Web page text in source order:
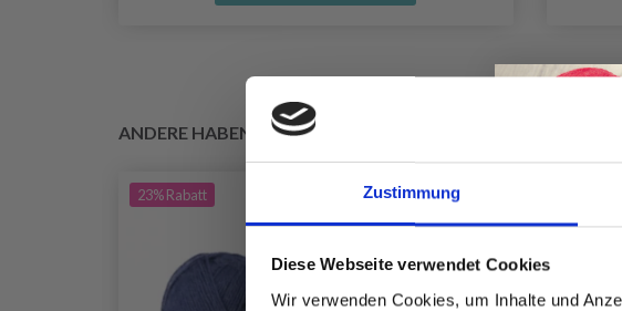
Zustimmung
Diese Webseite verwendet Cookies
Wir verwenden Cookies, um Inhalte und
ANDERE HABEN SICH AUCH ANGESEHEN
23%Rabatt